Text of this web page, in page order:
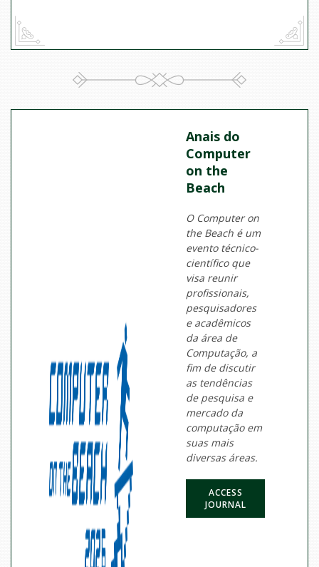
Anais do
Computer
on the
Beach
O Computer on
the Beach é um
evento técnico-
científico que
visa reunir
profissionais,
pesquisadores
e acadêmicos
da área de
Computação, a
fim de discutir
as tendências
de pesquisa e
mercado da
computação em
suas mais
diversas áreas.
ACCESS
JOURNAL